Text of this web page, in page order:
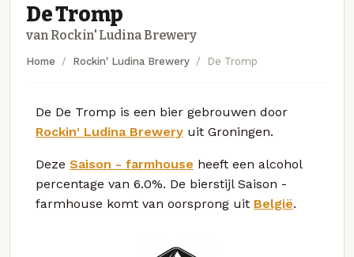
De Tromp
van Rockin' Ludina Brewery
Home Rockin' Ludina Brewery De Tromp
De De Tromp is een bier gebrouwen door
Rockin' Ludina Brewery uit Groningen.
Deze Saison - farmhouse heeft een alcohol
percentage van 6.0%. De bierstijl Saison -
farmhouse komt van oorsprong uit België.